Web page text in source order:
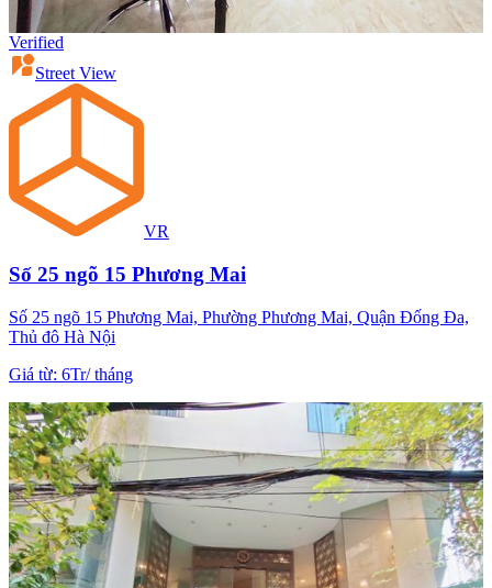
Verified
Street View
VR
Số 25 ngõ 15 Phương Mai
Số 25 ngõ 15 Phương Mai, Phường Phương Mai, Quận Đống Đa,
Thủ đô Hà Nội
Giá từ: 6Tr/tháng